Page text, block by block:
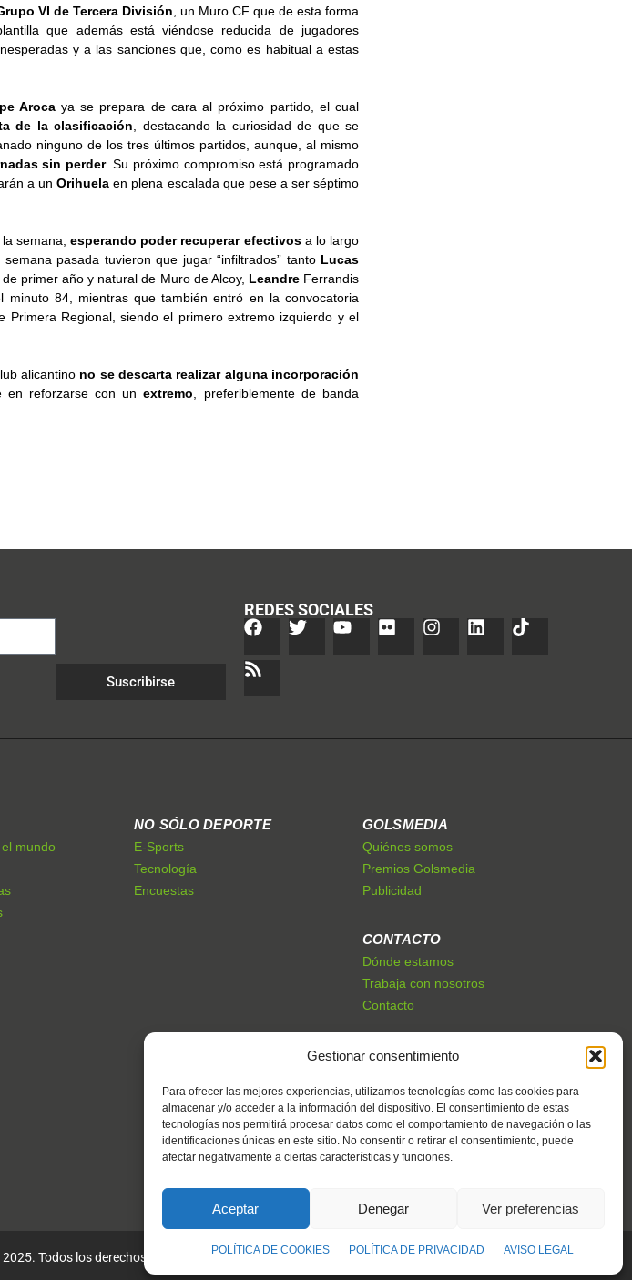
Gestionar consentimiento
Para ofrecer las mejores experiencias, utilizamos tecnologías como las cookies para
almacenar y/o acceder a la información del dispositivo. El consentimiento de estas
tecnologías nos permitirá procesar datos como el comportamiento de navegación o las
identificaciones únicas en este sitio. No consentir o retirar el consentimiento, puede
afectar negativamente a ciertas características y funciones.
Aceptar Denegar Ver preferencias
POLÍTICA DE COOKIES POLÍTICA DE PRIVACIDAD AVISO LEGAL
VI de Tercera División , un Muro CF que de esta forma
que además está viéndose reducida de jugadores
y a las sanciones que, como es habitual a estas
Arocaya se prepara de cara al próximo partido, el cual
de la clasificación , destacando la curiosidad de que se
ninguno de los tres últimos partidos, aunque, al mismo
sin perder. Su próximo compromiso está programado
a unOrihuelaen plena escalada que pese a ser séptimo
la semana,esperando poder recuperar efectivos a lo largo
pasada tuvieron que jugar “infiltrados” tanto Lucas
primer año y natural de Muro de Alcoy, Leandre Ferrandis
84, mientras que también entró en la convocatoria
Primera Regional, siendo el primero extremo izquierdo y el
alicantino no se descarta realizar alguna incorporación
en reforzarse con unextremo , preferiblemente de banda
Suscribirse
REDES SOCIALES
mundo
NO SÓLO DEPORTE
E-Sports
Tecnología
Encuestas
GOLSMEDIA
Quiénes somos
Premios Golsmedia
Publicidad
CONTACTO
Dónde estamos
Trabaja con nosotros
Contacto
Todos los derechos reservados.